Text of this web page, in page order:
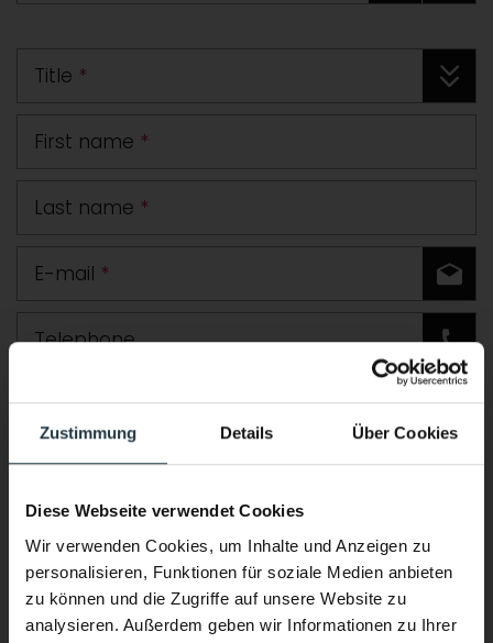
Zustimmung Details Über Cookies
Diese Webseite verwendet Cookies
Wir verwenden Cookies, um Inhalte und Anzeigen zu
personalisieren, Funktionen für soziale Medien anbieten
zu können und die Zugriffe auf unsere Website zu
analysieren. Außerdem geben wir Informationen zu Ihrer
Title *
First name *
Last name *
E-mail *
Telephone
Road
Postcode Town
Country
Comment